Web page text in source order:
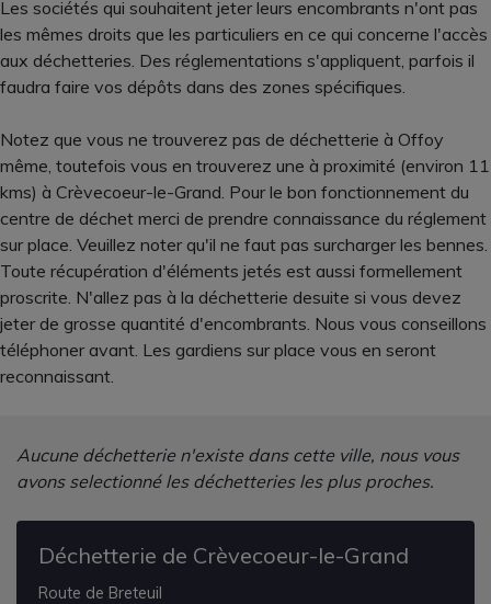
Les sociétés qui souhaitent jeter leurs encombrants n'ont pas
les mêmes droits que les particuliers en ce qui concerne l'accès
aux déchetteries. Des réglementations s'appliquent, parfois il
faudra faire vos dépôts dans des zones spécifiques.
Notez que vous ne trouverez pas de déchetterie à Offoy
même, toutefois vous en trouverez une à proximité (environ 11
kms) à Crèvecoeur-le-Grand. Pour le bon fonctionnement du
centre de déchet merci de prendre connaissance du réglement
sur place. Veuillez noter qu'il ne faut pas surcharger les bennes.
Toute récupération d'éléments jetés est aussi formellement
proscrite. N'allez pas à la déchetterie desuite si vous devez
jeter de grosse quantité d'encombrants. Nous vous conseillons
téléphoner avant. Les gardiens sur place vous en seront
reconnaissant.
Aucune déchetterie n'existe dans cette ville, nous vous
avons selectionné les déchetteries les plus proches.
Déchetterie de Crèvecoeur-le-Grand
Route de Breteuil